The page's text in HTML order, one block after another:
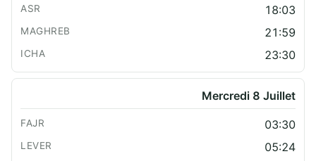
18:03
21:59
23:30
Mercredi 8 Juillet
03:30
05:24